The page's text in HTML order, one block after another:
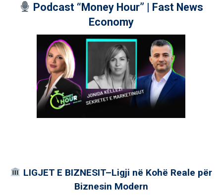
Podcast “Money Hour” | Fast News
Economy
LIGJET E BIZNESIT–Ligji në Kohë Reale për
Biznesin Modern